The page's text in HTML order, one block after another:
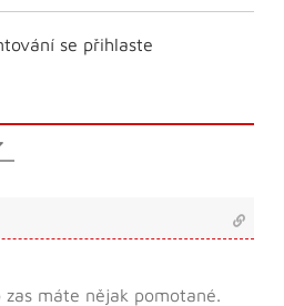
se přihlaste
máte nějak pomotané.